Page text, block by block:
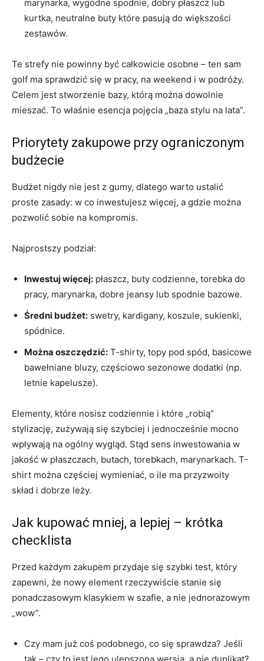
marynarka, wygodne spodnie, dobry płaszcz lub
kurtka, neutralne buty które pasują do większości
zestawów.
Te strefy nie powinny być całkowicie osobne – ten sam
golf ma sprawdzić się w pracy, na weekend i w podróży.
Celem jest stworzenie bazy, którą można dowolnie
mieszać. To właśnie esencja pojęcia „baza stylu na lata”.
Priorytety zakupowe przy ograniczonym
budżecie
Budżet nigdy nie jest z gumy, dlatego warto ustalić
proste zasady: w co inwestujesz więcej, a gdzie można
pozwolić sobie na kompromis.
Najprostszy podział:
Inwestuj więcej: płaszcz, buty codzienne, torebka do
pracy, marynarka, dobre jeansy lub spodnie bazowe.
Średni budżet: swetry, kardigany, koszule, sukienki,
spódnice.
Można oszczędzić: T-shirty, topy pod spód, basicowe
bawełniane bluzy, częściowo sezonowe dodatki (np.
letnie kapelusze).
Elementy, które nosisz codziennie i które „robią”
stylizację, zużywają się szybciej i jednocześnie mocno
wpływają na ogólny wygląd. Stąd sens inwestowania w
jakość w płaszczach, butach, torebkach, marynarkach. T-
shirt można częściej wymieniać, o ile ma przyzwoity
skład i dobrze leży.
Jak kupować mniej, a lepiej – krótka
checklista
Przed każdym zakupem przydaje się szybki test, który
zapewni, że nowy element rzeczywiście stanie się
ponadczasowym klasykiem w szafie, a nie jednorazowym
„wow”.
Czy mam już coś podobnego, co się sprawdza? Jeśli